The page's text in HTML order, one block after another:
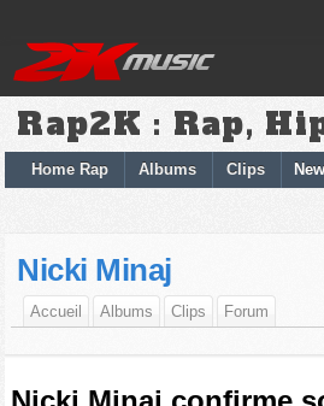
Rap2K : Rap,
Home Rap Albums Clips
Nicki Minaj
Accueil Albums Clips Forum